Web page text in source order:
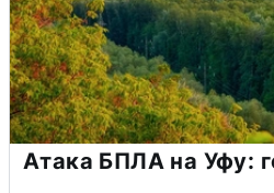
Атака БПЛА на Уфу: